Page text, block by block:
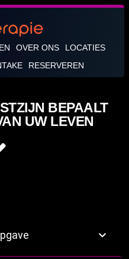
OVER ONS
LOCATIES
RESERVEREN
BEPAALT
UW LEVEN